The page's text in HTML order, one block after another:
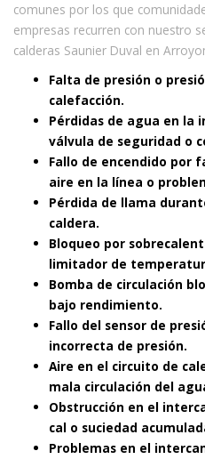
comunes por los que
empresas recurren con nuestro
calderas Saunier Duval en
Falta de presión o
calefacción.
Pérdidas de agua en la
válvula de seguridad o
Fallo de encendido por
aire en la línea o
Pérdida de llama
caldera.
Bloqueo por
limitador de
Bomba de circulación
bajo rendimiento.
Fallo del sensor de
incorrecta de presión.
Aire en el circuito de
mala circulación del
Obstrucción en el
cal o suciedad
Problemas en el